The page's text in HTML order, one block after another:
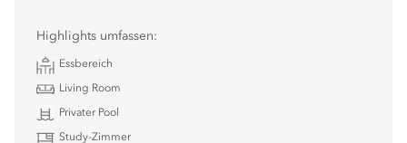
Highlights umfassen:
Essbereich
Living Room
Privater Pool
Study-Zimmer